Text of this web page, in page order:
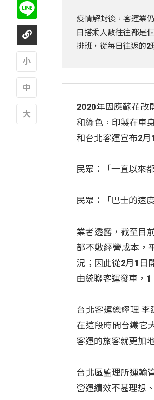
疫情解封後，客運業
日搭乘人數往往都是
排班，從每日往返的2
2020年因應蘇花改
和綠色，印製在車
和台北客運宣布2月
民眾：「一直以來
民眾：「巴士的速
業者透露，截至目
都不敷經營成本，
況；因此從2月1日
由統聯客運發車，
台北客運總經理
在這段時間台鐵它
客運的旅客就更加
台北區監理所運輸
營運績效不甚理想